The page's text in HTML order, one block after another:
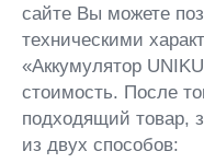
сайте Вы можете
техническими
«Аккумулятор
стоимость. После
подходящий товар,
из двух способов: